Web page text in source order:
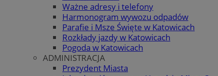
Ważne adresy i telefony
Harmonogram wywozu odpadów
Parafie i Msze Święte w Katowicach
Rozkłady jazdy w Katowicach
Pogoda w Katowicach
ADMINISTRACJA
Prezydent Miasta